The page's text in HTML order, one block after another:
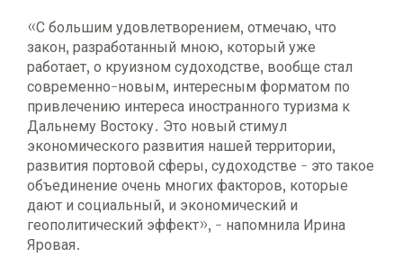
«С большим удовлетворением, отмечаю, что
закон, разработанный мною, который уже
работает, о круизном судоходстве, вообще стал
современно-новым, интересным форматом по
привлечению интереса иностранного туризма к
Дальнему Востоку. Это новый стимул
экономического развития нашей территории,
развития портовой сферы, судоходстве - это такое
объединение очень многих факторов, которые
дают и социальный, и экономический и
геополитический эффект», - напомнила Ирина
Яровая.